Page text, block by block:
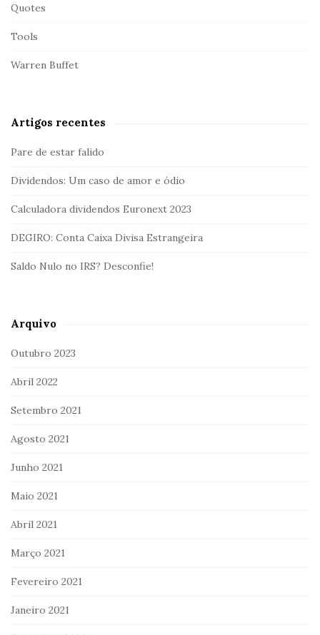
Quotes
Tools
Warren Buffet
Artigos recentes
Pare de estar falido
Dividendos: Um caso de amor e ódio
Calculadora dividendos Euronext 2023
DEGIRO: Conta Caixa Divisa Estrangeira
Saldo Nulo no IRS? Desconfie!
Arquivo
Outubro 2023
Abril 2022
Setembro 2021
Agosto 2021
Junho 2021
Maio 2021
Abril 2021
Março 2021
Fevereiro 2021
Janeiro 2021